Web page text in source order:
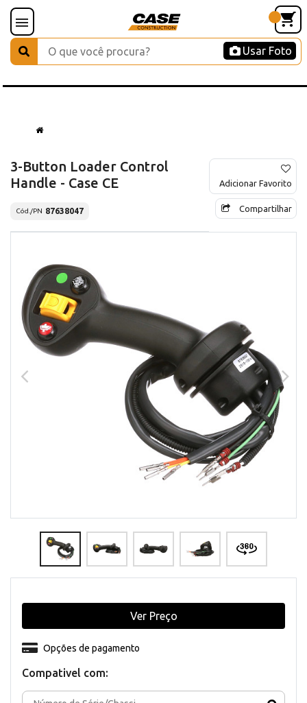
Usar Foto
3-Button Loader Control
Handle - Case CE
Cód./PN 87638047
Adicionar Favorito
Compartilhar
Compativel com:
Opções de pagamento
Ver Preço